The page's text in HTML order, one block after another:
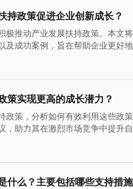
持政策促进企业创新成长？
极推动产业发展扶持政策。本文
及成功案例，旨在帮助企业更好
策实现更高的成长潜力？
政策，分析如何有效利用这些政
，助力其在激烈市场竞争中提升
什么？主要包括哪些支持措